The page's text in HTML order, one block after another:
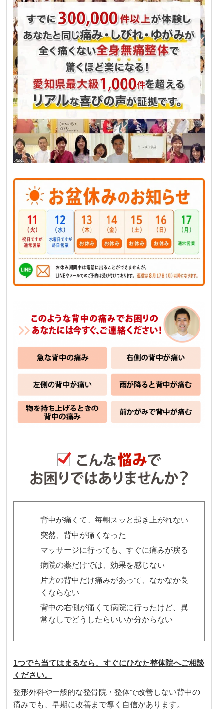
背中が痛くて、毎朝スッと起き上がれない
突然、背中が痛くなった
マッサージに行っても、すぐに痛みが戻る
病院の薬だけでは、効果を感じない
片方の背中だけ痛みがあって、なかなか良
くならない
背中の右側が痛くて病院に行ったけど、異
常なしでどうしたらいいか分からない
1つでも当てはまるなら、すぐにひなた整体院へご相談
ください。
整形外科や一般的な整骨院・整体で改善しない背中の
痛みでも、早期に改善まで導く自信があります。